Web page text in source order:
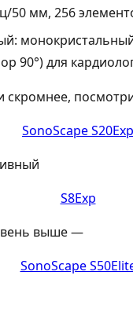
50 мм, 256
90°) для
скромнее,
SonoScape S20Exp
S8Exp
выше —
SonoScape